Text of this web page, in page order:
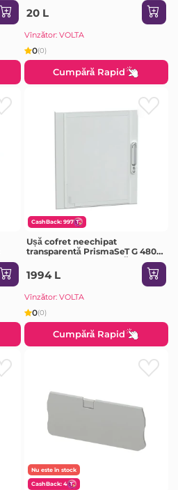
20 L
Vînzător: VOLTA
0(0)
Cumpără Rapid
CashBack: 997
Ușă cofret neechipat
transparentă PrismaSeT G 480 x
Schneider-Electric
1994 L
Vînzător: VOLTA
0(0)
Cumpără Rapid
Nu este în stock
CashBack: 4